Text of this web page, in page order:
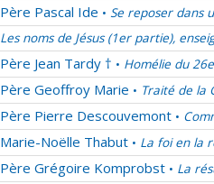
Père Pascal Ide • Se reposer dans
Les noms de Jésus (1er partie),
Père Jean Tardy † • Homélie du
Père Geoffroy Marie • Traité de la
Père Pierre Descouvemont •
Marie-Noëlle Thabut • La foi en la
Père Grégoire Komprobst • La